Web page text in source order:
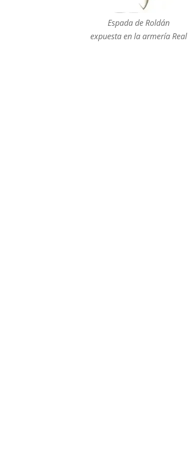
Espada de Roldán
expuesta en la armería Real